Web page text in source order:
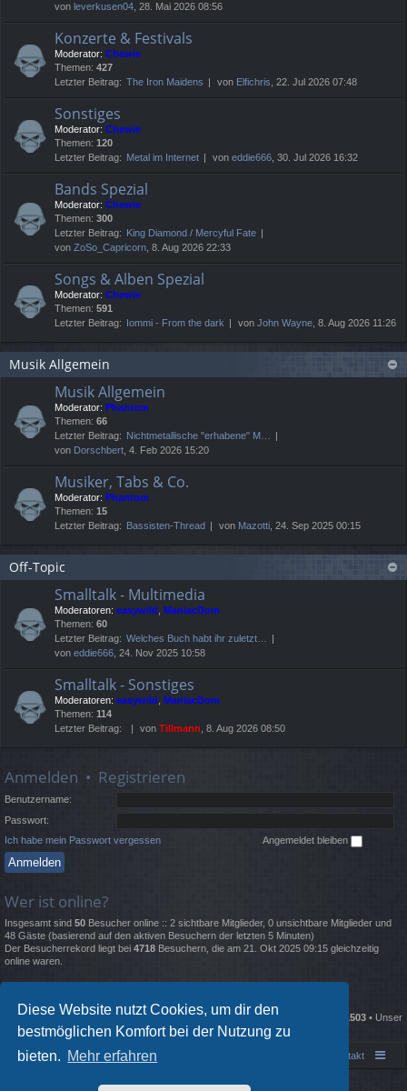
Diese Website nutzt Cookies, um dir den
bestmöglichen Komfort bei der Nutzung zu
bieten. Mehr erfahren
von leverkusen04 , 28. Mai 2026 08:56
Konzerte & Festivals
Moderator: Chewie
Themen: 427
Letzter Beitrag: The Iron Maidens von Elfichris , 22. Jul 2026 07:48
Sonstiges
Moderator: Chewie
Themen: 120
Letzter Beitrag: Metal im Internet von eddie666 , 30. Jul 2026 16:32
Bands Spezial
Moderator: Chewie
Themen: 300
Letzter Beitrag: King Diamond / Mercyful Fate
von ZoSo_Capricorn , 8. Aug 2026 22:33
Songs & Alben Spezial
Moderator: Chewie
Themen: 591
Letzter Beitrag: Iommi - From the dark von John Wayne , 8. Aug 2026 11:26
Musik Allgemein
Musik Allgemein
Moderator: Phantom
Themen: 66
Letzter Beitrag: Nichtmetallische "erhabene" M…
von Dorschbert , 4. Feb 2026 15:20
Musiker, Tabs & Co.
Moderator: Phantom
Themen: 15
Letzter Beitrag: Bassisten-Thread von Mazotti , 24. Sep 2025 00:15
Off-Topic
Smalltalk - Multimedia
Moderatoren: easywild ManiacDom
Themen: 60
Letzter Beitrag: Welches Buch habt ihr zuletzt…
von eddie666 , 24. Nov 2025 10:58
Smalltalk - Sonstiges
Moderatoren: easywild ManiacDom
Themen: 114
Letzter Beitrag:
von Tillmann , 8. Aug 2026 08:50
Anmelden • Registrieren
Benutzername:
Passwort:
Ich habe mein Passwort vergessen
Angemeldet bleiben
Wer ist online?
Insgesamt sind 50 Besucher online :: 2 sichtbare Mitglieder, 0 unsichtbare Mitglieder und
48 Gäste (basierend auf den aktiven Besuchern der letzten 5 Minuten)
Der Besucherrekord liegt bei 4718 Besuchern, die am 21. Okt 2025 09:15 gleichzeitig
online waren.
Beiträge insgesamt135681• Themen insgesamt2332• Mitglieder insgesamt 1503 • Unser
neuestes Mitglied:Lewisgrold
Portal Foren-Übersicht Kontakt
Powered byphpBB® Forum Software © phpBB Limited